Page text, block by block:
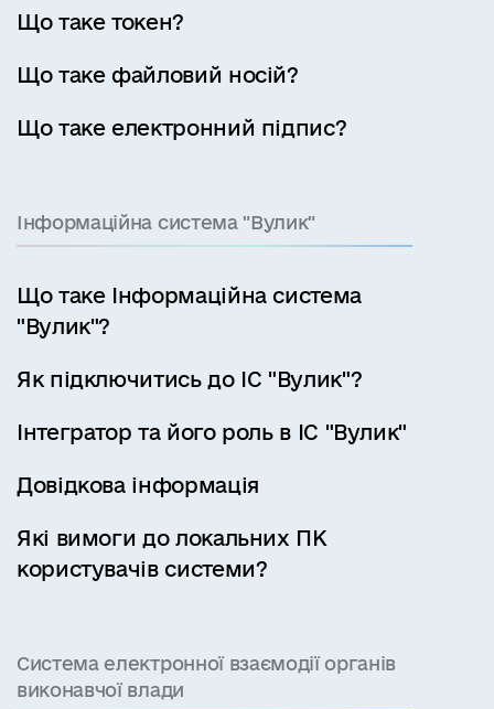
Що таке токен?
Що таке файловий носій?
Що таке електронний підпис?
Інформаційна система "Вулик"
Що таке Інформаційна система
"Вулик"?
Як підключитись до ІС "Вулик"?
Інтегратор та його роль в ІС "Вулик"
Довідкова інформація
Які вимоги до локальних ПК
користувачів системи?
Система електронної взаємодії органів
виконавчої влади